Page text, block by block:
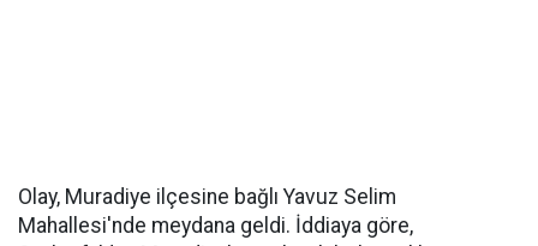
Olay, Muradiye ilçesine bağlı Yavuz Selim
Mahallesi'nde meydana geldi. İddiaya göre,